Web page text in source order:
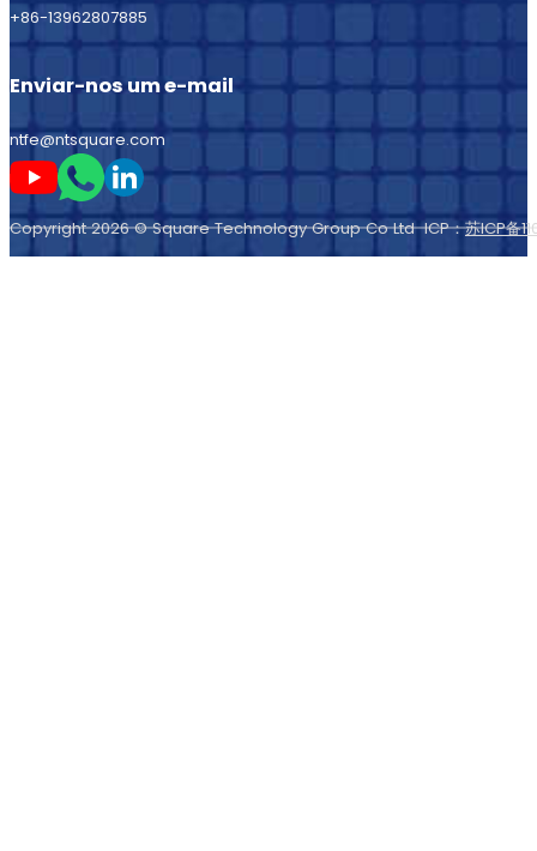
+86-13962807885
Enviar-nos um e-mail
ntfe@ntsquare.com
Seguir-me no Youtube
Seguir-me no Whatsapp
Seguir-me no LinkedIn
Copyright 2026 © Square Technology Group Co Ltd ICP：苏ICP备